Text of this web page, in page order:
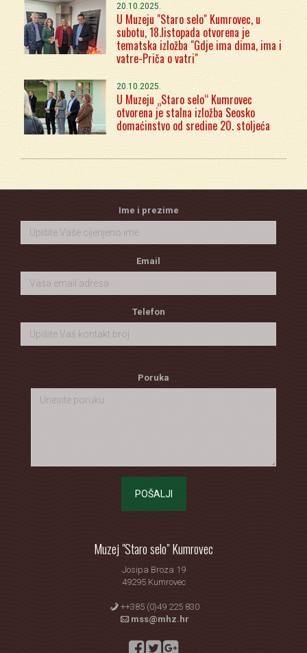
20.10.2025.
U Muzeju "Staro selo" Kumrovec, u
subotu, 18.listopada otvorena je
tematska izložba "Gdje ima dima, ima i
vatre-Priča o vatri"
20.10.2025.
U Muzeju „Staro selo“ Kumrovec
otvorena je stalna izložba Seosko
domaćinstvo od sredine 20. stoljeća
Ime i prezime
Email
Telefon
Poruka
POŠALJI
Muzej "Staro selo" Kumrovec
Josipa Broza 19
49295 Kumrovec
++385 (0)49 225 830
mss@mhz.hr